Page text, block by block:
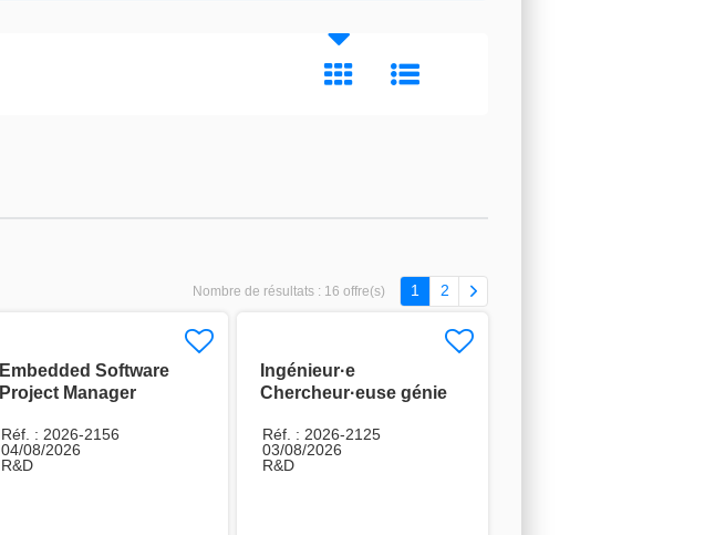
Nombre de résultats : 16 offre(s) 1 2
Embedded Software
Project Manager
Réf. : 2026-2156
04/08/2026
R&D
Ingénieur·e
Chercheur·euse génie
Réf. : 2026-2125
03/08/2026
R&D